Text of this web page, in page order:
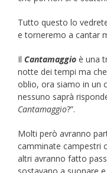
Tutto questo lo
e torneremo a cantar
Il Cantamaggio è una
notte dei tempi ma
oblio, ora siamo in un
nessuno saprà
Cantamaggio?”.
Molti però avranno
camminate campestri
altri avranno fatto
sostavano a suonare